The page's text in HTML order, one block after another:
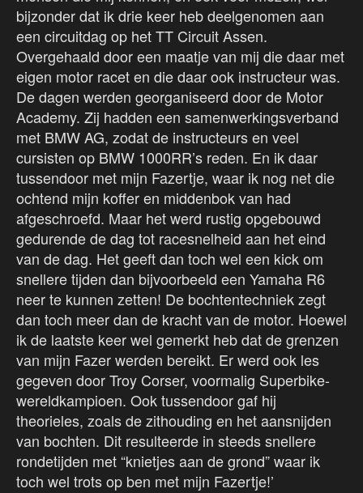
bijzonder dat ik drie keer heb deelgenomen aan
een circuitdag op het TT Circuit Assen.
Overgehaald door een maatje van mij die daar met
eigen motor racet en die daar ook instructeur was.
De dagen werden georganiseerd door de Motor
Academy. Zij hadden een samenwerkingsverband
met BMW AG, zodat de instructeurs en veel
cursisten op BMW 1000RR’s reden. En ik daar
tussendoor met mijn Fazertje, waar ik nog net die
ochtend mijn koffer en middenbok van had
afgeschroefd. Maar het werd rustig opgebouwd
gedurende de dag tot racesnelheid aan het eind
van de dag. Het geeft dan toch wel een kick om
snellere tijden dan bijvoorbeeld een Yamaha R6
neer te kunnen zetten! De bochtentechniek zegt
dan toch meer dan de kracht van de motor. Hoewel
ik de laatste keer wel gemerkt heb dat de grenzen
van mijn Fazer werden bereikt. Er werd ook les
gegeven door Troy Corser, voormalig Superbike-
wereldkampioen. Ook tussendoor gaf hij
theorieles, zoals de zithouding en het aansnijden
van bochten. Dit resulteerde in steeds snellere
rondetijden met “knietjes aan de grond” waar ik
toch wel trots op ben met mijn Fazertje!’